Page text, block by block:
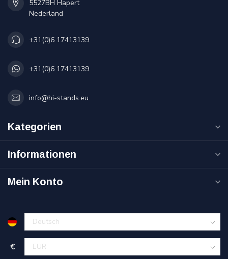
5527BH Hapert
Nederland
+31(0)6 17413139
+31(0)6 17413139
info@hi-stands.eu
Kategorien
Informationen
Mein Konto
€